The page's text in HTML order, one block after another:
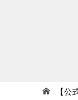
【